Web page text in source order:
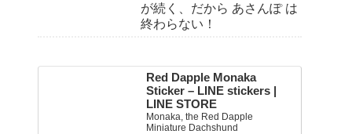
が続く、だから あさんぽ は
終わらない！
Red Dapple Monaka
Sticker – LINE stickers |
LINE STORE
Monaka, the Red Dapple
Miniature Dachshund